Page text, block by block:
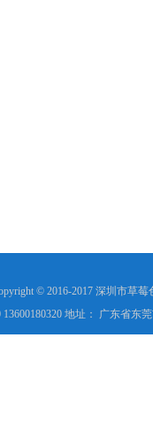
© 2016-2017 深圳市草
地址： 广东省东